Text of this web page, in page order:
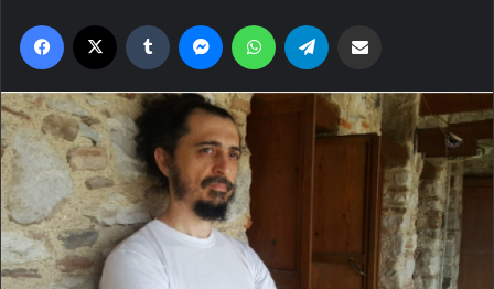
Facebook Tumblr MessengerWhatsApp